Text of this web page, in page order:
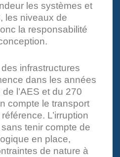
les systèmes et
les niveaux de
la responsabilité
infrastructures
dans les années
l’AES et du 270
compte le transport
L’irruption
sans tenir compte de
en place,
de nature à